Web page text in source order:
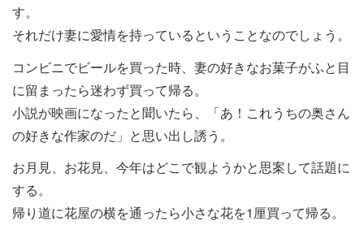
す。
それだけ妻に愛情を持っているということなのでしょう。
コンビニでビールを買った時、妻の好きなお菓子がふと目
に留まったら迷わず買って帰る。
小説が映画になったと聞いたら、「あ！これうちの奥さん
の好きな作家のだ」と思い出し誘う。
お月見、お花見、今年はどこで観ようかと思案して話題に
する。
帰り道に花屋の横を通ったら小さな花を1厘買って帰る。